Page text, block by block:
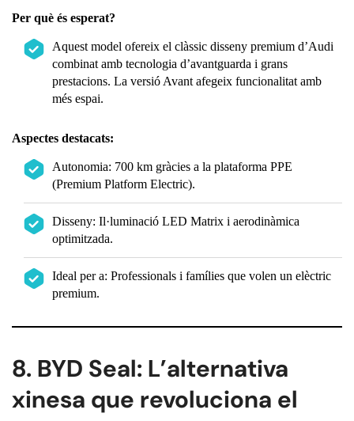
Per què és esperat?
Aquest model ofereix el clàssic disseny premium d’Audi
combinat amb tecnologia d’avantguarda i grans
prestacions. La versió Avant afegeix funcionalitat amb
més espai.
Aspectes destacats:
Autonomia: 700 km gràcies a la plataforma PPE
(Premium Platform Electric).
Disseny: Il·luminació LED Matrix i aerodinàmica
optimitzada.
Ideal per a: Professionals i famílies que volen un elèctric
premium.
8. BYD Seal: L’alternativa
xinesa que revoluciona el